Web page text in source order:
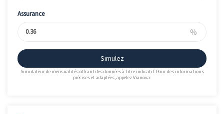
Assurance
%
Simulez
Simulateur de mensualités offrant des données à titre indicatif. Pour des informations
précises et adaptées, appelez Vianova.